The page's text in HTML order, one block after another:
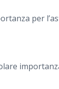
per